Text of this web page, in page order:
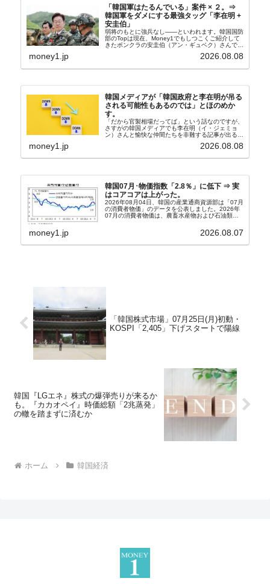
「韓国軍はたるんでいる」案件 × ２。⇒
韓国軍をダメにする最強タッグ「李在明 +
安圭伯」
弱将のもとに強兵なし――といわれます。韓国国防
部のTopは現在、Money1でもしつこくご紹介して
きたボンクラの安圭伯（アン・ギュベク）さんで
す。↑経済的無知蒙昧な李在明（イ・ジェミョン）
さんと「韓国初の文官上がり」の国防部長官安圭伯
money1.jp 2026.08.08
韓国メディアが「韓国政府と李在明が吊る
される可能性もあるのでは」とほのめか
す。
「だから官製相場だってば」という話なのですが、
さすがの韓国メディアでも李在明（イ・ジェミョ
ン）さんと愉快な仲間たちを非難する記事が出るよ
『朝鮮日報』に面白い記事が出ています。「東西南
money1.jp 2026.08.08
韓国07月･物価指数「2.8％」に低下 ⇒ 実
はコアコアは上がった。
2026年08月04日、韓国の産業通商資源部は「07月
の消費者物価」のデータを公表しました。2026年
07月の消費者物価は、農畜水産物および石油類の
2.8％上昇（06月は3.2％）となり、上昇率は前...
money1.jp 2026.08.07
「韓国株式市場」07月25日(月)初動・
KOSPI「2,405」下げスタートで陽線
韓国『LGエネ』株式の爆弾売りが来るか
も。『カカオペイ』時価総額「2兆蒸発」
の轍を踏まずに済むか
ホーム 韓国経済